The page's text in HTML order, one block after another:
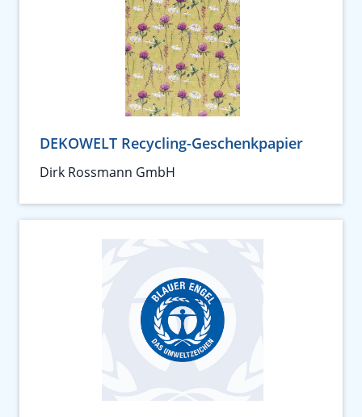
DEKOWELT Recycling-Geschenkpapier
Dirk Rossmann GmbH